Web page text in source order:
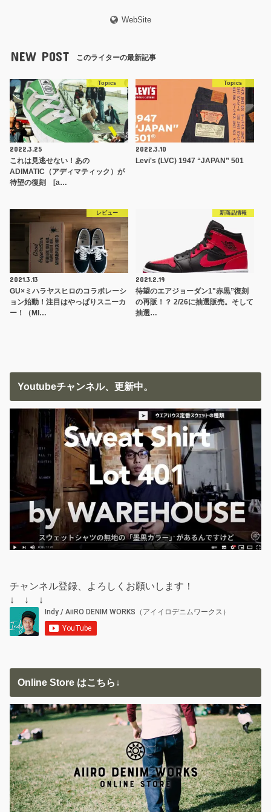
WebSite
NEW POST このライターの最新記事
Topics
2022.3.25
これは見逃せない！あの
ADIMATIC（アディマティック）が
待望の復刻 [a…
Topics
2022.3.10
Levi's (LVC) 1947 “JAPAN” 501
レビュー
2021.3.13
GU×ミハラヤスヒロのコラボレーシ
ョン始動！注目はやっぱりスニーカ
ー！（MI…
新商品情報
2021.2.19
待望のエアジョーダン1"赤黒”復刻
の再販！？ 2/26に抽選販売。そして
抽選…
Youtubeチャンネル、更新中。
チャンネル登録、よろしくお願いします！
↓ ↓ ↓
Online Store はこちら↓